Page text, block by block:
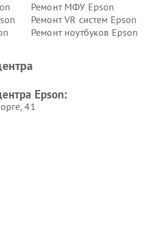
Ремонт МФУ Epson
Ремонт VR систем Epson
Ремонт ноутбуков Epson
Epson:
41